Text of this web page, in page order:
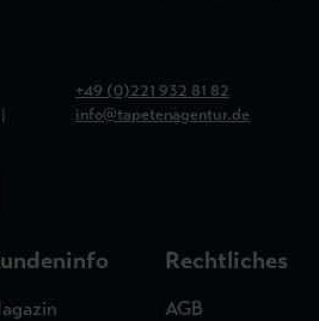
+49 (0)221 932 81 82
info@tapetenagentur.de
Rechtliches
AGB